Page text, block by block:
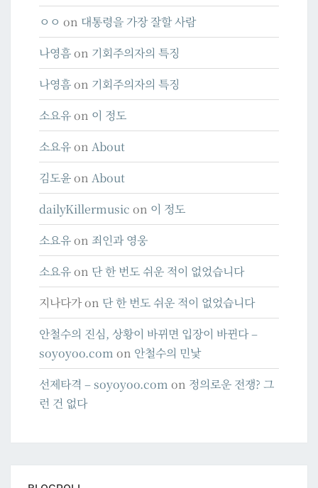
ㅇㅇ on 대통령을 가장 잘할 사람
나영흠on 기회주의자의 특징
나영흠on 기회주의자의 특징
소요유on 이 정도
소요유on About
김도윤on About
dailyKillermusic on 이 정도
소요유on 죄인과 영웅
소요유on 단 한 번도 쉬운 적이 없었습니다
지나다가on 단 한 번도 쉬운 적이 없었습니다
안철수의 진심, 상황이 바뀌면 입장이 바뀐다 –
soyoyoo.com on 안철수의 민낯
선제타격 – soyoyoo.com on 정의로운 전쟁? 그
런 건 없다